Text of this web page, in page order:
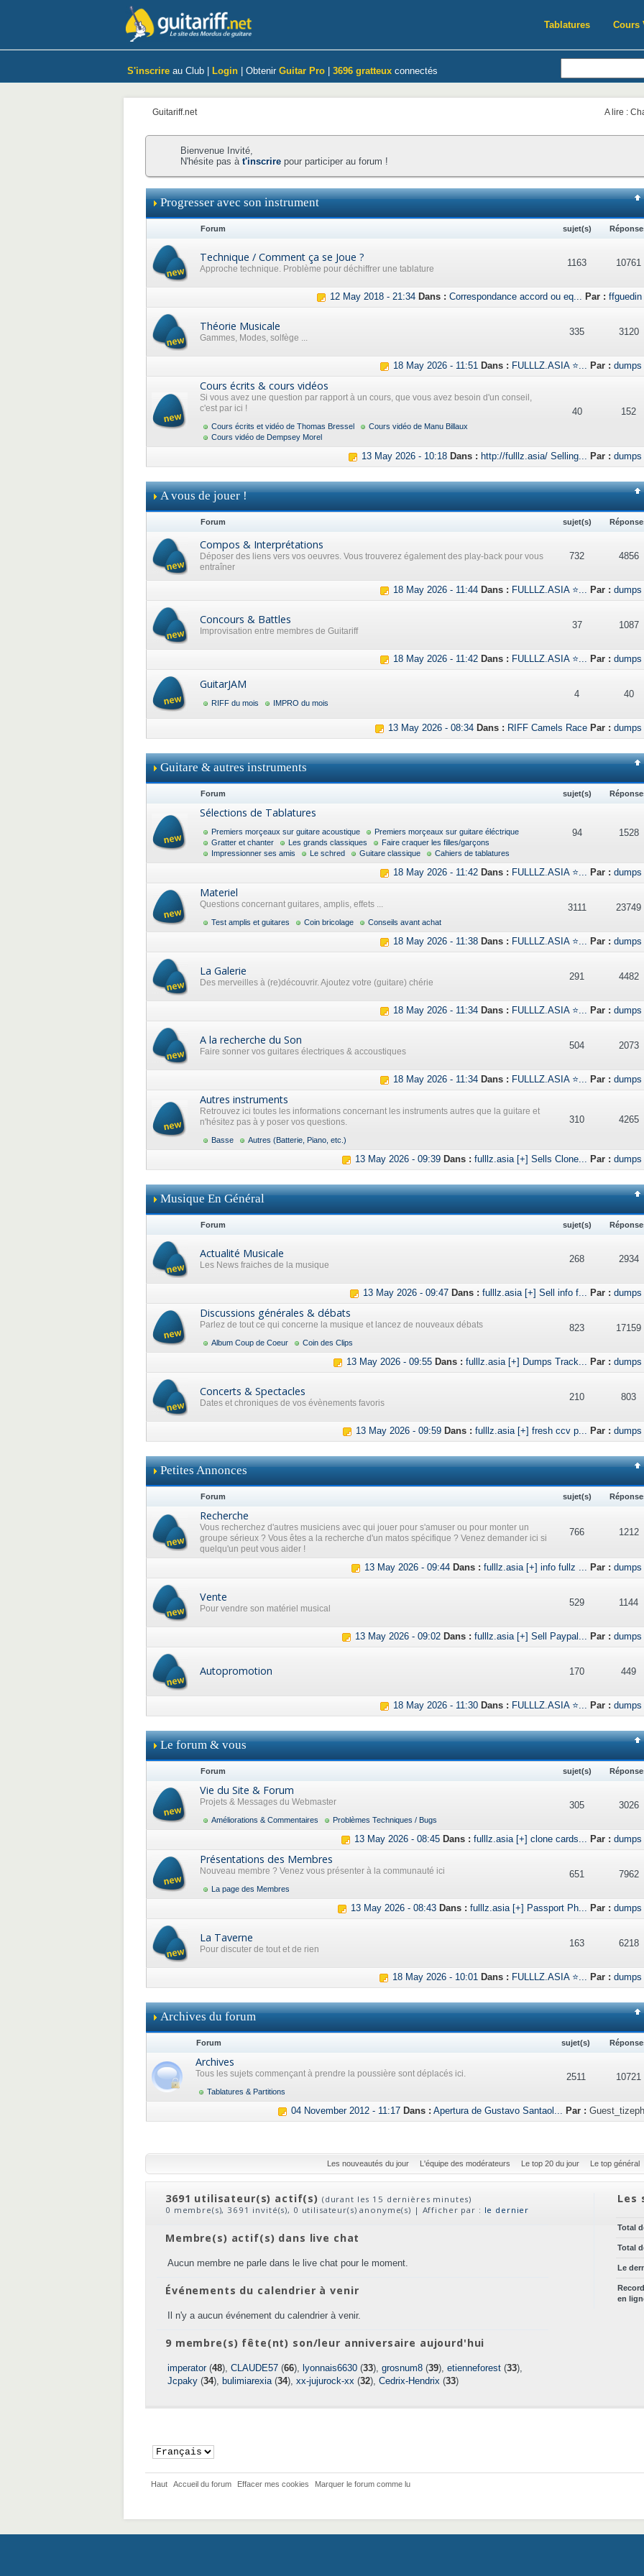
Tablatures Cours
S'inscrire au Club | Login | Obtenir Guitar Pro 3696 gratteux connectés
Guitariff.net A lire :
Bienvenue Invité,
N'hésite pas à t'inscrire pour participer au forum !
Progresser avec son instrument
Forum sujet(s)
Technique / Comment ça se Joue ?
Approche technique. Problème pour déchiffrer une tablature
1163 10761
12 May 2018 - 21:34 Dans : Correspondance accord ou eq... Par : ffguedin
Théorie Musicale
Gammes, Modes, solfège ...
335 3120
18 May 2026 - 11:51 Dans : FULLLZ.ASIA ⭐... Par : dumps
Cours écrits & cours vidéos
Si vous avez une question par rapport à un cours, que vous avez besoin d'un conseil,
c'est par ici !
Cours écrits et vidéo de Thomas Bressel
Cours vidéo de Manu Billaux
Cours vidéo de Dempsey Morel
40 152
13 May 2026 - 10:18 Dans : http://fulllz.asia/ Selling... Par : dumps
A vous de jouer !
Forum sujet(s)
Compos & Interprétations
Déposer des liens vers vos oeuvres. Vous trouverez également des play-back pour vous
entraîner
732 4856
18 May 2026 - 11:44 Dans : FULLLZ.ASIA ⭐... Par : dumps
Concours & Battles
Improvisation entre membres de Guitariff
37 1087
18 May 2026 - 11:42 Dans : FULLLZ.ASIA ⭐... Par : dumps
GuitarJAM
RIFF du mois IMPRO du mois
4 40
13 May 2026 - 08:34 Dans : RIFF Camels Race Par : dumps
Guitare & autres instruments
Forum sujet(s)
Sélections de Tablatures
Premiers morçeaux sur guitare acoustique
Premiers morçeaux sur guitare éléctrique
Gratter et chanter
Les grands classiques
Faire craquer les filles/garçons
Impressionner ses amis
Le schred Guitare classique Cahiers de tablatures
94 1528
18 May 2026 - 11:42 Dans : FULLLZ.ASIA ⭐... Par : dumps
Materiel
Questions concernant guitares, amplis, effets ...
Test amplis et guitares Coin bricolage Conseils avant achat
3111 23749
18 May 2026 - 11:38 Dans : FULLLZ.ASIA ⭐... Par : dumps
La Galerie
Des merveilles à (re)découvrir. Ajoutez votre (guitare) chérie
291 4482
18 May 2026 - 11:34 Dans : FULLLZ.ASIA ⭐... Par : dumps
A la recherche du Son
Faire sonner vos guitares électriques & accoustiques
504 2073
18 May 2026 - 11:34 Dans : FULLLZ.ASIA ⭐... Par : dumps
Autres instruments
Retrouvez ici toutes les informations concernant les instruments autres que la guitare et
n'hésitez pas à y poser vos questions.
Basse Autres (Batterie, Piano, etc.)
310 4265
13 May 2026 - 09:39 Dans : fulllz.asia [+] Sells Clone... Par : dumps
Musique En Général
Forum sujet(s)
Actualité Musicale
Les News fraiches de la musique
268 2934
13 May 2026 - 09:47 Dans : fulllz.asia [+] Sell info f... Par : dumps
Discussions générales & débats
Parlez de tout ce qui concerne la musique et lancez de nouveaux débats
Album Coup de Coeur Coin des Clips
823 17159
13 May 2026 - 09:55 Dans : fulllz.asia [+] Dumps Track... Par : dumps
Concerts & Spectacles
Dates et chroniques de vos évènements favoris
210 803
13 May 2026 - 09:59 Dans : fulllz.asia [+] fresh ccv p... Par : dumps
Petites Annonces
Forum sujet(s)
Recherche
Vous recherchez d'autres musiciens avec qui jouer pour s'amuser ou pour monter un
groupe sérieux ? Vous êtes a la recherche d'un matos spécifique ? Venez demander ici si
quelqu'un peut vous aider !
766 1212
13 May 2026 - 09:44 Dans : fulllz.asia [+] info fullz ... Par : dumps
Vente
Pour vendre son matériel musical
529 1144
13 May 2026 - 09:02 Dans : fulllz.asia [+] Sell Paypal... Par : dumps
Autopromotion 170 449
18 May 2026 - 11:30 Dans : FULLLZ.ASIA ⭐... Par : dumps
Le forum & vous
Forum sujet(s)
Vie du Site & Forum
Projets & Messages du Webmaster
Améliorations & Commentaires Problèmes Techniques / Bugs
305 3026
13 May 2026 - 08:45 Dans : fulllz.asia [+] clone cards... Par : dumps
Présentations des Membres
Nouveau membre ? Venez vous présenter à la communauté ici
La page des Membres
651 7962
13 May 2026 - 08:43 Dans : fulllz.asia [+] Passport Ph... Par : dumps
La Taverne
Pour discuter de tout et de rien
163 6218
18 May 2026 - 10:01 Dans : FULLLZ.ASIA ⭐... Par : dumps
Archives du forum
Forum sujet(s)
Archives
Tous les sujets commençant à prendre la poussière sont déplacés ici.
Tablatures & Partitions
2511 10721
04 November 2012 - 11:17 Dans : Apertura de Gustavo Santaol... Par :
Les nouveautés du jour L'équipe des modérateurs Le top 20 du jour Le top général
Les
Total
Total
Le
en
3691 utilisateur(s) actif(s) (durant les 15 dernières minutes)
0 membre(s), 3691 invité(s), 0 utilisateur(s) anonyme(s) | Afficher par : le dernier
Membre(s) actif(s) dans live chat
Aucun membre ne parle dans le live chat pour le moment.
Événements du calendrier à venir
Il n'y a aucun événement du calendrier à venir.
9 membre(s) fête(nt) son/leur anniversaire aujourd'hui
imperator(48), CLAUDE57 (66), lyonnais6630 (33), grosnum8 (39), etienneforest (33),
Jcpaky (34), bulimiarexia(34), xx-jujurock-xx (32), Cedrix-Hendrix (33)
Haut Accueil du forum Effacer mes cookies Marquer le forum comme lu